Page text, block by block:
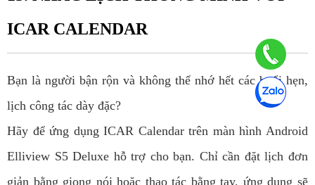
ICAR CALENDAR
Bạn là người bận rộn và không thể nhớ hết các buổi hẹn,
lịch công tác dày đặc?
Hãy để ứng dụng ICAR Calendar trên màn hình Android
Elliview S5 Deluxe hỗ trợ cho bạn. Chỉ cần đặt lịch đơn
giản bằng giọng nói hoặc thao tác bằng tay, ứng dụng sẽ